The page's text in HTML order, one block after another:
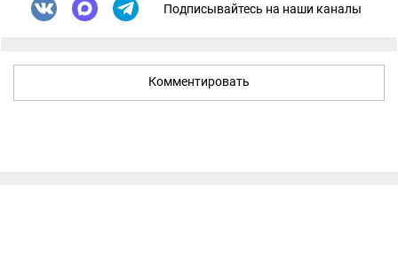
Подписывайтесь на наши каналы
Комментировать